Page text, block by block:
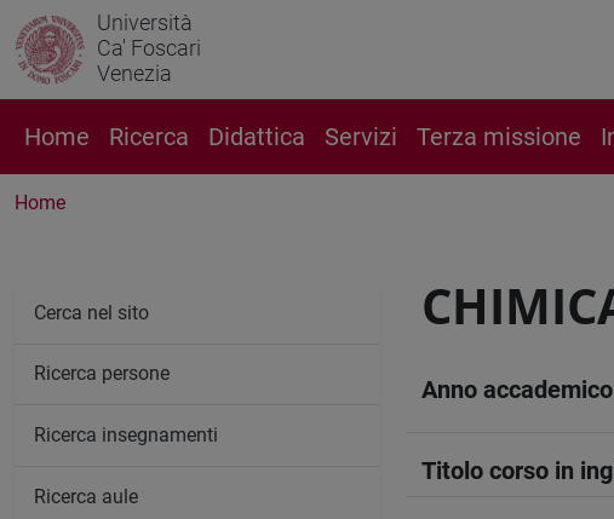
Università
Ca' Foscari
Venezia
Home Ricerca Didattica Servizi Terza missione
Home
Anno accademico
Titolo corso in
Cerca nel sito
Ricerca persone
Ricerca insegnamenti
Ricerca aule